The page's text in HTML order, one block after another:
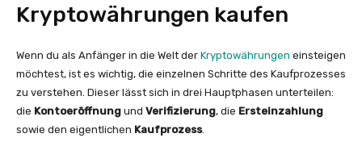
Kryptowährungen kaufen
Wenn du als Anfänger in die Welt der Kryptowährungen einsteigen
möchtest, ist es wichtig, die einzelnen Schritte des Kaufprozesses
zu verstehen. Dieser lässt sich in drei Hauptphasen unterteilen:
die Kontoeröffnung und Verifizierung, die Ersteinzahlung
sowie den eigentlichen Kaufprozess.